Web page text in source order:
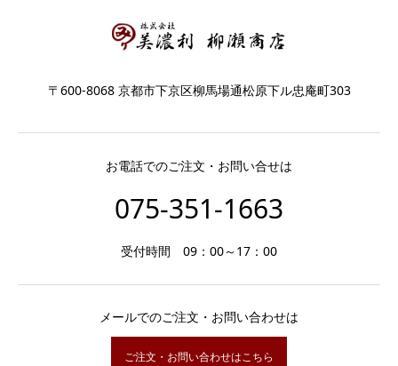
〒600-8068 京都市下京区柳馬場通松原下ル忠庵町303
お電話でのご注文・お問い合せは
075-351-1663
受付時間 09：00～17：00
メールでのご注文・お問い合わせは
ご注文・お問い合わせはこちら